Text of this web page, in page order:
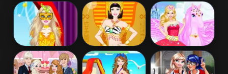
Barbara Spy
Squad Dress up
Barbie Bride
Dress Up
Barbie Winter
Dress Up
Barbie
Masquerade
Barbie
Egyptian
Barbie And The
Pegasus